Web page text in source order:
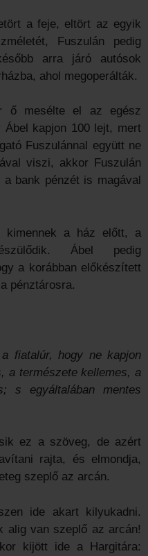
a feje, eltört az egyik
Fuszulán pedig
arra járó autósok
ahol megoperálták.
ő mesélte el az egész
kapjon 100 lejt, mert
Fuszulánnal együtt ne
viszi, akkor Fuszulán
bank pénzét is magával
kimennek a ház előtt, a
Ábel pedig
a korábban előkészített
pénztárosra.
fiatalúr, hogy ne kapjon
a természete kellemes, a
s egyáltalában mentes
ez a szöveg, de azért
rajta, és elmondja,
szeplő az arcán.
ide akart kilyukadni.
alig van szeplő az arcán!
kijött ide a Hargitára: